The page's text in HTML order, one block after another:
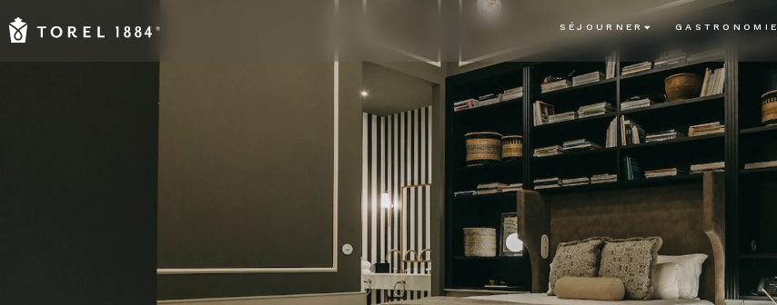
SÉJOURNER GASTRONOMIE